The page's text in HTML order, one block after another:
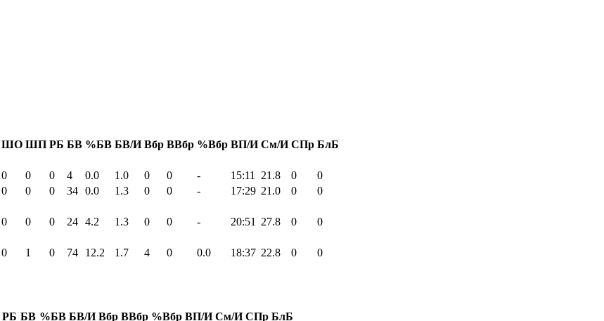
ШО ШП РБ БВ %БВ БВ/И Вбр ВВбр %Вбр ВП/И См/И СПр БлБ
0 0 0 4 0.0 1.0 0 0 - 15:11 21.8 0
0
0 0 0 34 0.0 1.3 0 0 - 17:29 21.0 0
0
0 0 0 24 4.2 1.3 0 0 - 20:51 27.8 0
0
0 1 0 74 12.2 1.7 4 0 0.0 18:37 22.8 0 0
РБ БВ %БВ БВ/И Вбр ВВбр %Вбр ВП/И См/И СПр БлБ